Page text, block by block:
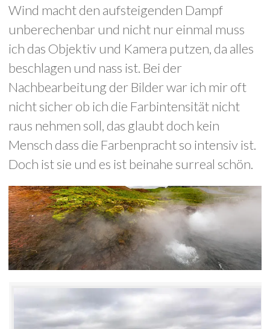
Wind macht den aufsteigenden Dampf
unberechenbar und nicht nur einmal muss
ich das Objektiv und Kamera putzen, da alles
beschlagen und nass ist. Bei der
Nachbearbeitung der Bilder war ich mir oft
nicht sicher ob ich die Farbintensität nicht
raus nehmen soll, das glaubt doch kein
Mensch dass die Farbenpracht so intensiv ist.
Doch ist sie und es ist beinahe surreal schön.